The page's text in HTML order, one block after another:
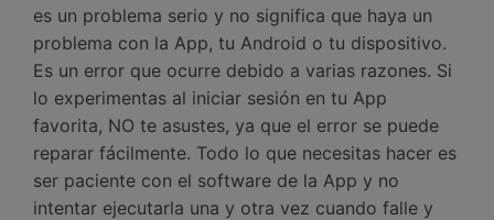
es un problema serio y no significa que haya un
problema con la App, tu Android o tu dispositivo.
Es un error que ocurre debido a varias razones. Si
lo experimentas al iniciar sesión en tu App
favorita, NO te asustes, ya que el error se puede
reparar fácilmente. Todo lo que necesitas hacer es
ser paciente con el software de la App y no
intentar ejecutarla una y otra vez cuando falle y